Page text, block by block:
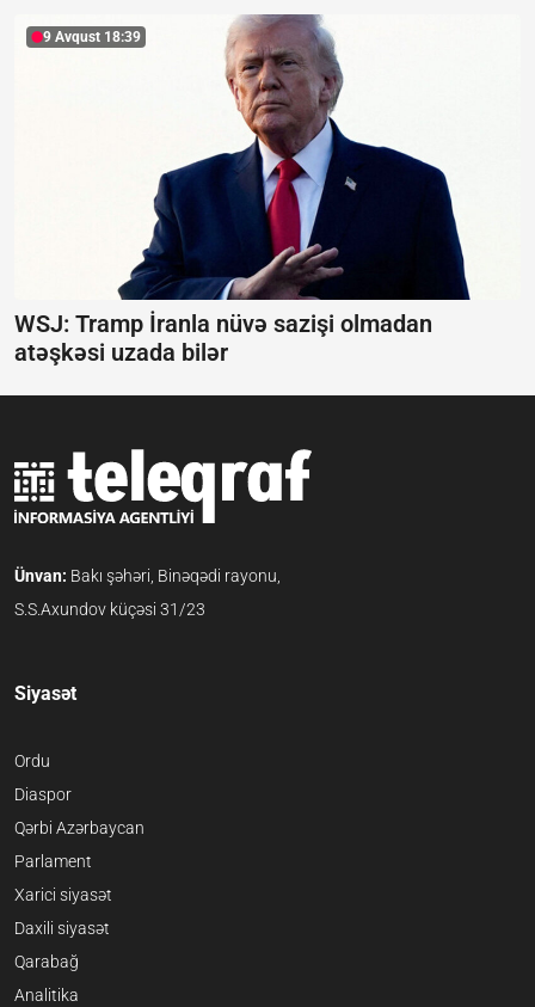
9 Avqust 18:39
WSJ: Tramp İranla nüvə sazişi olmadan
atəşkəsi uzada bilər
Ünvan: Bakı şəhəri, Binəqədi rayonu,
S.S.Axundov küçəsi 31/23
Siyasət
Ordu
Diaspor
Qərbi Azərbaycan
Parlament
Xarici siyasət
Daxili siyasət
Qarabağ
Analitika